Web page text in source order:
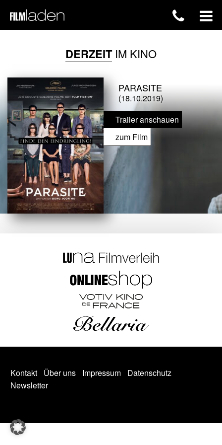
DERZEITIM KINO
PARASITE
(18.10.2019)
Trailer anschauen
zum Film
Kontakt Über uns Impressum
Datenschutz
Newsletter